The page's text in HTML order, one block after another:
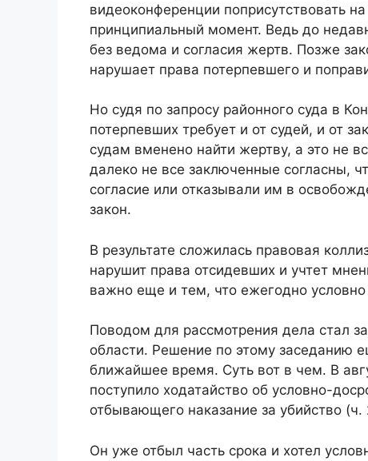
видеоконференции поприсутствовать
принципиальный момент. Ведь до
без ведома и согласия жертв. Позже
нарушает права потерпевшего и
Но судя по запросу районного суда в
потерпевших требует и от судей, и от
судам вменено найти жертву, а это не
далеко не все заключенные согласны,
согласие или отказывали им в
закон.
В результате сложилась правовая
нарушит права отсидевших и учтет
важно еще и тем, что ежегодно
Поводом для рассмотрения дела стал
области. Решение по этому заседанию
ближайшее время. Суть вот в чем. В
поступило ходатайство об условно-
отбывающего наказание за убийство
Он уже отбыл часть срока и хотел